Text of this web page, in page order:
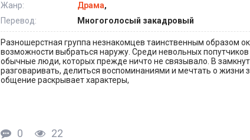
Жанр:
Драма,
Перевод:
Многоголосый закадровый
Разношерстная группа незнакомцев таинственным образом
возможности выбраться наружу. Среди невольных
обычные люди, которых прежде ничто не связывало. В
разговаривать, делиться воспоминаниями и мечтать о жизни
общение раскрывает характеры,
0 22